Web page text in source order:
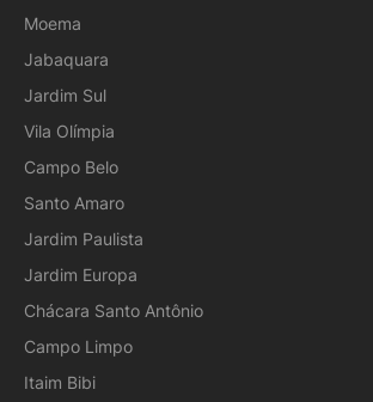
Moema
Jabaquara
Jardim Sul
Vila Olímpia
Campo Belo
Santo Amaro
Jardim Paulista
Jardim Europa
Chácara Santo Antônio
Campo Limpo
Itaim Bibi